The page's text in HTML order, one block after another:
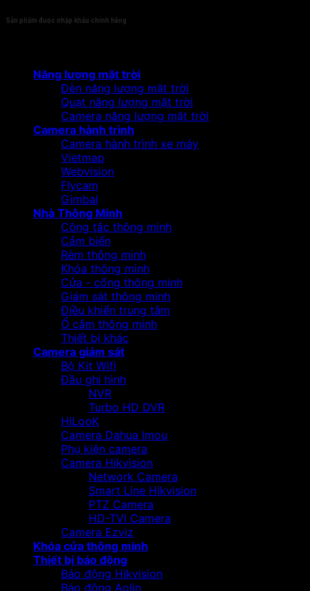
Sản phẩm được nhập khẩu chính hãng
Năng lượng mặt trời
Đèn năng lượng mặt trời
Quạt năng lượng mặt trời
Camera năng lượng mặt trời
Camera hành trình
Camera hành trình xe máy
Vietmap
Webvision
Flycam
Gimbal
Nhà Thông Minh
Công tắc thông minh
Cảm biến
Rèm thông minh
Khóa thông minh
Cửa - cổng thông minh
Giám sát thông minh
Điều khiển trung tâm
Ổ cắm thông minh
Thiết bị khác
Camera giám sát
Bộ Kit Wifi
Đầu ghi hình
NVR
Turbo HD DVR
HiLooK
Camera Dahua Imou
Phụ kiện camera
Camera Hikvision
Network Camera
Smart Line Hikvision
PTZ Camera
HD-TVI Camera
Camera Ezviz
Khóa cửa thông minh
Thiết bị báo động
Báo động Hikvision
Báo động Aolin